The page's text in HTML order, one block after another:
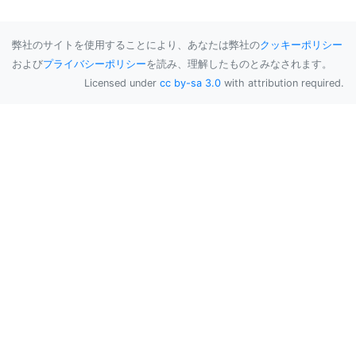
弊社のサイトを使用することにより、あなたは弊社のクッキーポリシー
およびプライバシーポリシーを読み、理解したものとみなされます。
Licensed under cc by-sa 3.0 with attribution required.